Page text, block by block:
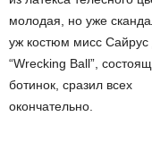
молодая, но уже
уж костюм мисс Сайрус
“Wrecking Ball”,
ботинок, сразил всех
окончательно.